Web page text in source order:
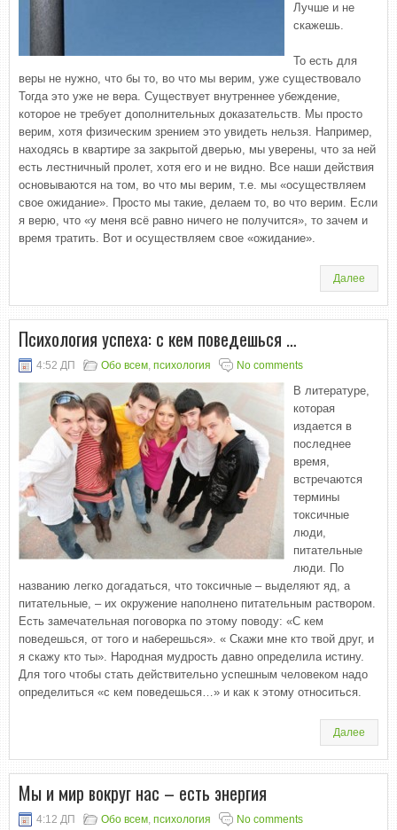
Лучше и не
скажешь.
То есть для
веры не нужно, что бы то, во что мы верим, уже существовало
Тогда это уже не вера. Существует внутреннее убеждение,
которое не требует дополнительных доказательств. Мы просто
верим, хотя физическим зрением это увидеть нельзя. Например,
находясь в квартире за закрытой дверью, мы уверены, что за ней
есть лестничный пролет, хотя его и не видно. Все наши действия
основываются на том, во что мы верим, т.е. мы «осуществляем
свое ожидание». Просто мы такие, делаем то, во что верим. Если
я верю, что «у меня всё равно ничего не получится», то зачем и
время тратить. Вот и осуществляем свое «ожидание».
Далее
Психология успеха: с кем поведешься …
4:52 ДП Обо всем, психология No comments
В литературе,
которая
издается в
последнее
время,
встречаются
термины
токсичные
люди,
питательные
люди. По
названию легко догадаться, что токсичные – выделяют яд, а
питательные, – их окружение наполнено питательным раствором.
Есть замечательная поговорка по этому поводу: «С кем
поведешься, от того и наберешься». « Скажи мне кто твой друг, и
я скажу кто ты». Народная мудрость давно определила истину.
Для того чтобы стать действительно успешным человеком надо
определиться «с кем поведешься…» и как к этому относиться.
Далее
Мы и мир вокруг нас – есть энергия
4:12 ДП Обо всем, психология No comments